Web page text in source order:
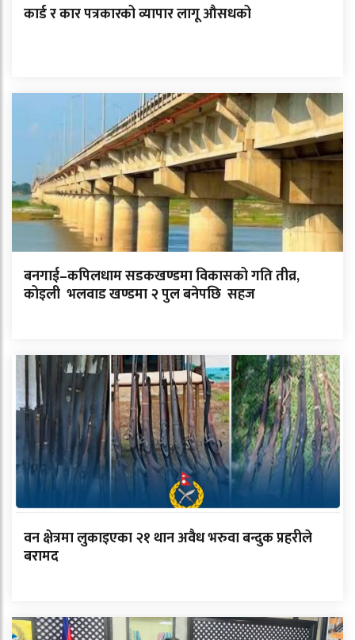
कार्ड र कार पत्रकारको व्यापार लागू औसधको
बनगाई–कपिलधाम सडकखण्डमा विकासको गति तीव्र,
कोइली भलवाड खण्डमा २ पुल बनेपछि सहज
वन क्षेत्रमा लुकाइएका २१ थान अवैध भरुवा बन्दुक प्रहरीले
बरामद